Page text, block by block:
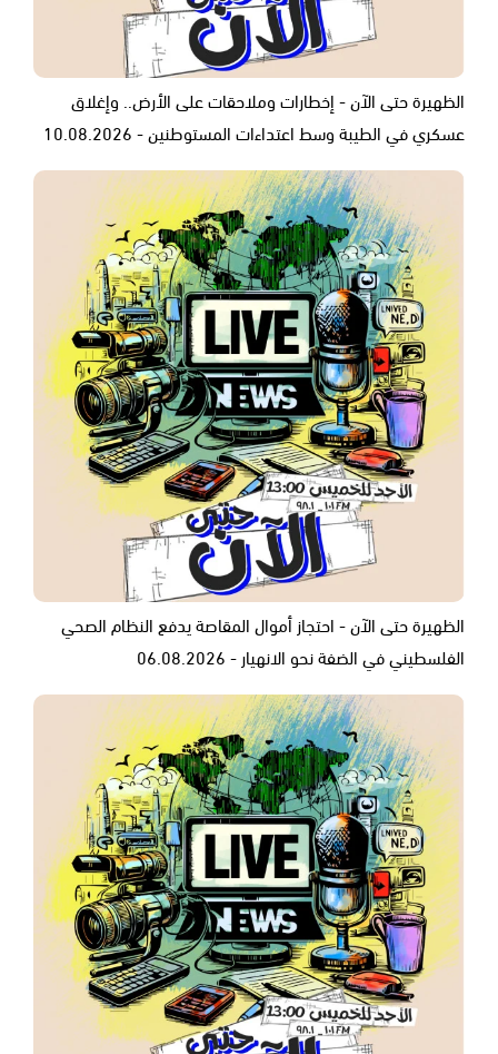
الظهيرة حتى الآن - إخطارات وملاحقات على الأرض.. وإغلاق
عسكري في الطيبة وسط اعتداءات المستوطنين - 10.08.2026
الظهيرة حتى الآن - احتجاز أموال المقاصة يدفع النظام الصحي
الفلسطيني في الضفة نحو الانهيار - 06.08.2026